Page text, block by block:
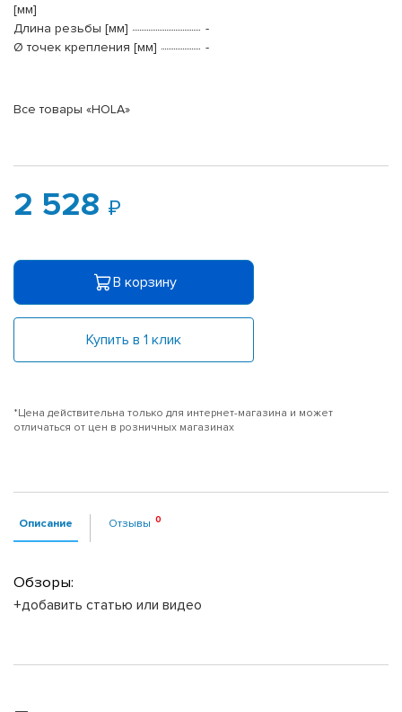
[мм]
Длина резьбы [мм]
-
Ø точек крепления [мм]
-
Все товары «HOLA»
2 528
В корзину
Купить в 1 клик
*Цена действительна только для интернет-магазина и может
отличаться от цен в розничных магазинах
Описание Отзывы
Обзоры:
+добавить статью или видео